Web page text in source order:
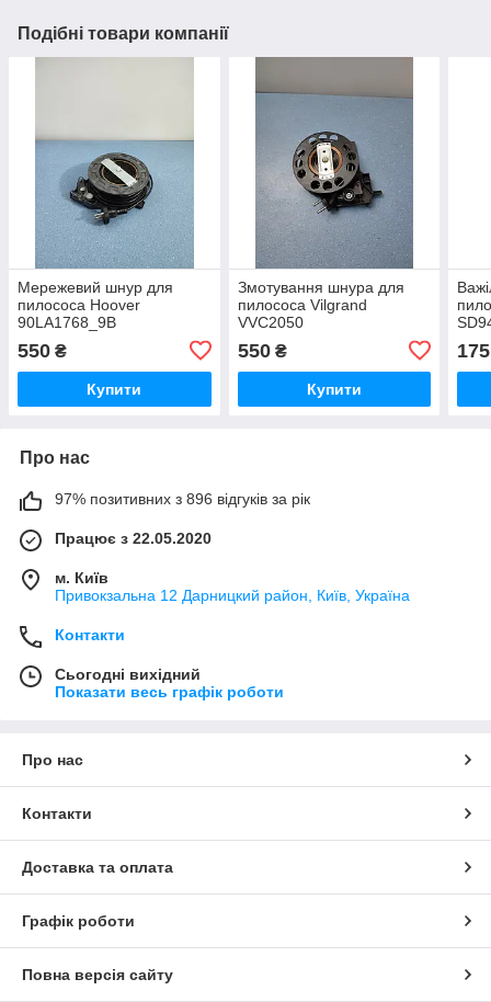
Подібні товари компанії
Мережевий шнур для
пилососа Hoover
90LA1768_9B
550 ₴
Купити
Змотування шнура для
пилососа Vilgrand
VVC2050
550₴
Купити
175
Про нас
97% позитивних з 896 відгуків за рік
Працює з 22.05.2020
м. Київ
Привокзальна 12 Дарницкий район, Київ, Україна
Контакти
Сьогодні вихідний
Показати весь графік роботи
Про нас
Контакти
Доставка та оплата
Графік роботи
Повна версія сайту